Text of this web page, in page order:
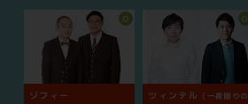
ゾフィー
O
ツィンテル （一夜限りの
O